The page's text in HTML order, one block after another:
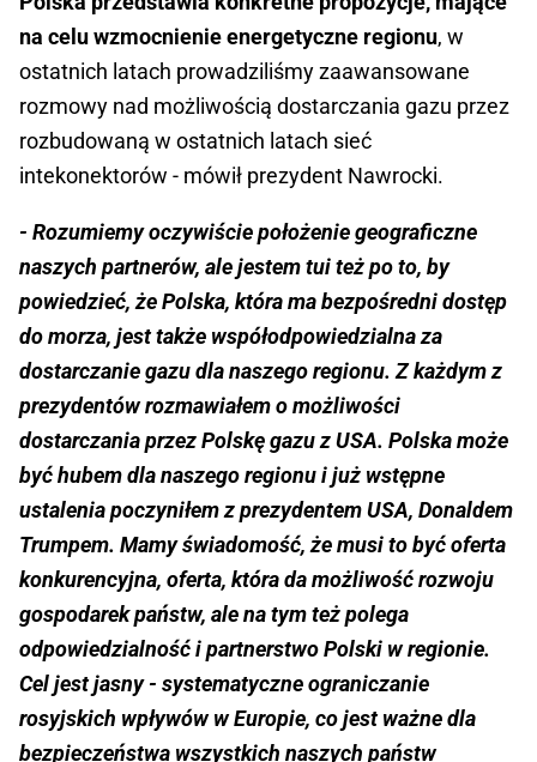
na celu wzmocnienie energetyczne regionu, w
ostatnich latach prowadziliśmy zaawansowane
rozmowy nad możliwością dostarczania gazu przez
rozbudowaną w ostatnich latach sieć
intekonektorów - mówił prezydent Nawrocki.
- Rozumiemy oczywiście położenie geograficzne
naszych partnerów, ale jestem tui też po to, by
powiedzieć, że Polska, która ma bezpośredni dostęp
do morza, jest także współodpowiedzialna za
dostarczanie gazu dla naszego regionu. Z każdym z
prezydentów rozmawiałem o możliwości
dostarczania przez Polskę gazu z USA. Polska może
być hubem dla naszego regionu i już wstępne
ustalenia poczyniłem z prezydentem USA, Donaldem
Trumpem. Mamy świadomość, że musi to być oferta
konkurencyjna, oferta, która da możliwość rozwoju
gospodarek państw, ale na tym też polega
odpowiedzialność i partnerstwo Polski w regionie.
Cel jest jasny - systematyczne ograniczanie
rosyjskich wpływów w Europie, co jest ważne dla
bezpieczeństwa wszystkich naszych państw